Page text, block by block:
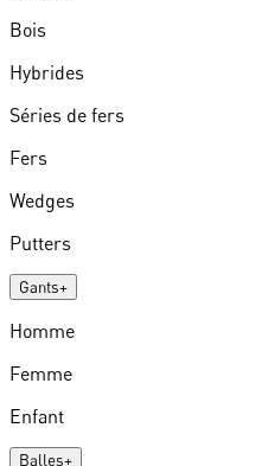
Bois
Hybrides
Séries de fers
Fers
Wedges
Putters
Gants+
Homme
Femme
Enfant
Balles+